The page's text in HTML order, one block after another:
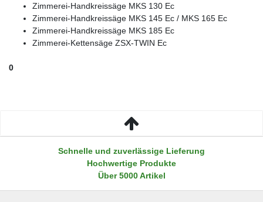
Zimmerei-Handkreissäge MKS 130 Ec
Zimmerei-Handkreissäge MKS 145 Ec / MKS 165 Ec
Zimmerei-Handkreissäge MKS 185 Ec
Zimmerei-Kettensäge ZSX-TWIN Ec
0
Schnelle und zuverlässige Lieferung
Hochwertige Produkte
Über 5000 Artikel